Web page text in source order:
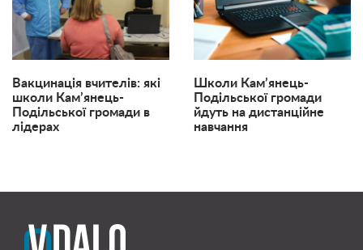
Вакцинація вчителів: які
школи Кам’янець-
Подільської громади в
лідерах
Школи Кам’янець-
Подільської громади
йдуть на дистанційне
навчання